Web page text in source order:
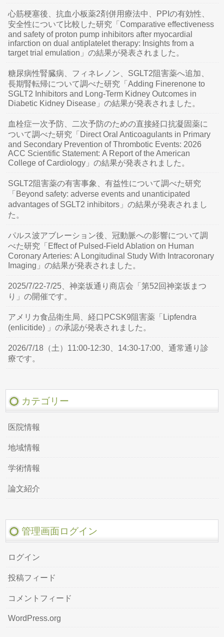
心筋梗塞後、抗血小板薬2剤併用療法中、PPIの有効性、
安全性について比較した研究「Comparative effectiveness
and safety of proton pump inhibitors after myocardial
infarction on dual antiplatelet therapy: Insights from a
target trial emulation」の結果が発表されました。
糖尿病性腎臓病、フィネレノン、SGLT2阻害薬へ追加、
長期腎転帰について調べた研究「Adding Finerenone to
SGLT2 Inhibitors and Long-Term Kidney Outcomes in
Diabetic Kidney Disease」の結果が発表されました。
血栓症一次予防、二次予防のための直接経口抗凝固薬に
ついて調べた研究「Direct Oral Anticoagulants in Primary
and Secondary Prevention of Thrombotic Events: 2026
ACC Scientific Statement: A Report of the American
College of Cardiology」の結果が発表されました。
SGLT2阻害薬の有害事象、有益性について調べた研究
「Beyond safety: adverse events and unanticipated
advantages of SGLT2 inhibitors」の結果が発表されまし
た。
パルス波アブレーション後、冠動脈への影響について調
べた研究「Effect of Pulsed-Field Ablation on Human
Coronary Arteries: A Longitudinal Study With Intracoronary
Imaging」の結果が発表されました。
2025/7/22-7/25、神楽坂通り商店会「第52回神楽坂まつ
り」の開催です。
アメリカ食品衛生局、経口PCSK9阻害薬「Lipfendra
(enlicitide) 」の承認が発表されました。
2026/7/18（土）11:00-12:30、14:30-17:00、通常通り診
療です。
カテゴリー
医院情報
地域情報
学術情報
論文紹介
管理画面ログイン
ログイン
投稿フィード
コメントフィード
WordPress.org